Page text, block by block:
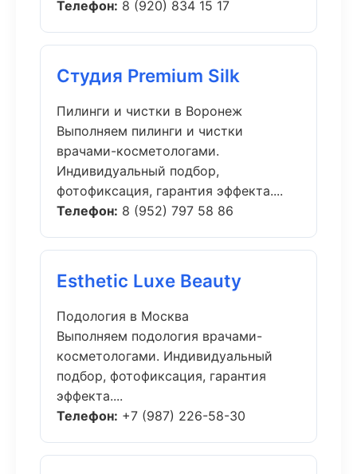
Телефон: 8 (920) 834 15 17
Студия Premium Silk
Пилинги и чистки в Воронеж
Выполняем пилинги и чистки
врачами-косметологами.
Индивидуальный подбор,
фотофиксация, гарантия эффекта....
Телефон: 8 (952) 797 58 86
Esthetic Luxe Beauty
Подология в Москва
Выполняем подология врачами-
косметологами. Индивидуальный
подбор, фотофиксация, гарантия
эффекта....
Телефон: +7 (987) 226-58-30